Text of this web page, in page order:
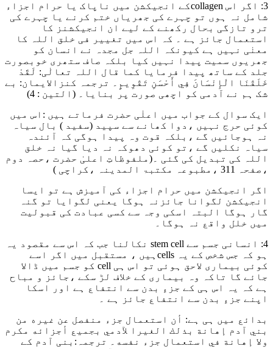
3: اگر اس collagenکے انجیکشن میں ناپاک یا حرام اجزاء
شامل نہ ہوں تو چہرے کی جھریاں ختم کرنے یا چہرے کی
ترو تازگی بحال رکھنے کے لیے ان انجیکشنز کا
استعمال جائز ہے ۔ کہ اس میں تغییر فی خلق اللہ کا
معنٰی نہیں ہے کیونکہ اللہ جل مجدہ نے انسان کو
جھریوں سمیت پیدا نہیں کیا بلکہ صاف ستھری خوبصورت
جلد کے ساتھ پیدا فرمایا کما قال اللہ تعالٰی: لَقَدْ
خَلَقْنَا الْإِنْسَانَ فِي أَحْسَنِ تَقْوِيمٍ ۔ ترجمہ کنزالایمان: بے
شک ہم نے آدمی کو اچھی صورت پر بنایا۔ (التین : 4)
ایک سوال کے جواب میں اعلٰی حضرت فرماتے ہیں :اس میں
کوئی حرج نہیں ،دوا کھانے سے سپید (سفید ) بال سیاہ
نہ ہوجائیں گے ،بلکہ قوت وہ پیدا ہوگی کہ آئندہ
سیاہ نکلیں گے ،تو کوئی دھوکہ نہ دیا گیا نہ خلق
اللہ کی تبدیل کی گئی ۔(ملفوظاتِ اعلیٰ حضرت ،حصہ دوم
،صفحہ 311 ،مطبوعہ مکتبۃ المدینہ ،کراچی )
اگر انجیکشن میں حرام اجزاء کی آمیزش ہے تو ایسا
انجیکشن لگوانا جائزنہ ہوگا یعنی لگوایا تو گنہ
گار ہوگا البتہ اسکی وجہ سے کسی عبادت کی قبولیت
میں خلل واقع نہ ہوگا۔
4: انسانی جسم سے stem cell نکالنا جب کہ اس سے مقصود یہ
ہو کہ جس شخص کے یہ cellsہیں ، مستقبل میں اگر اسے
کوئی بیماری لاحق ہوئی تو اس ہی cell کو جسم میں ڈالا
جائے گا تاکہ وہ بیماری کے خلاف لڑ سکے ،جائز و مباح
ہے کہ یہ اس ہی کے جزءِ بدن سے انتفاع ہے اور اسکا
اپنے جزءِ بدن سے انتفاع جائز ہے ۔
بدائع میں ہی ہے: أن استعمال جزء منفصل عن غيره من
بني آدم إهانة بذلك الغيرا لآدمي بجميع أجزائه مكرم
ولا إهانة في استعمال جزء نفسه ۔ ترجمہ:بنی آدم کے